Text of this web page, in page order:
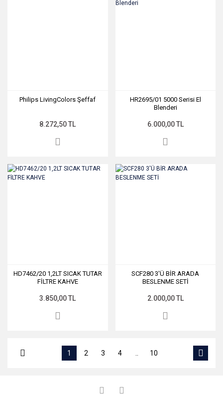
Philips LivingColors Şeffaf
8.272,50 TL
HR2695/01 5000 Serisi El
Blenderi
6.000,00 TL
HD7462/20 1,2LT SICAK TUTAR
FİLTRE KAHVE
3.850,00 TL
SCF280 3'Ü BİR ARADA
BESLENME SETİ
2.000,00 TL
1 2 3 4 10